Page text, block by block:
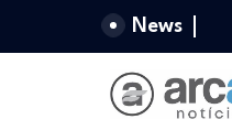
News